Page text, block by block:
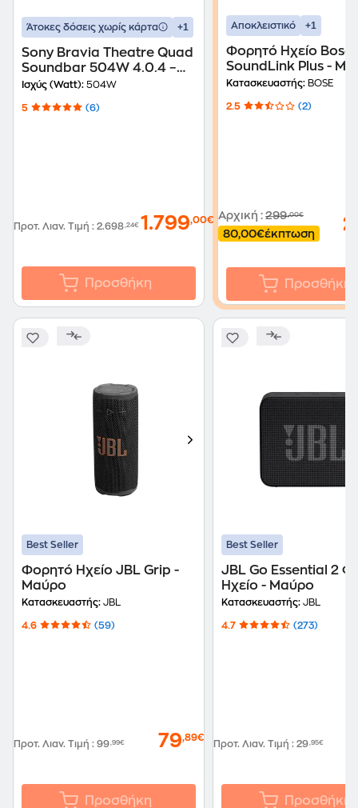
Άτοκες δόσεις χωρίς κάρτα +1
Sony Bravia Theatre Quad
Soundbar 504W 4.0.4 –
Γκρι
Ισχύς (Watt): 504W
5 (6)
Προτ. Λιαν. Τιμή : 2.698,24€ 1.799,00€
Προσθήκη
Αποκλειστικό +1
Φορητό Ηχείο Bose
SoundLink Plus -
Κατασκευαστής: BOSE
2.5 (2)
Αρχική : 299,00€
80,00€έκπτωση
Προσθήκη
Best Seller
Φορητό Ηχείο JBL Grip -
Μαύρο
Κατασκευαστής: JBL
4.6 (59)
Προτ. Λιαν. Τιμή : 99,99€ 79,89€
Προσθήκη
Best Seller
JBL Go Essential 2
Ηχείο - Μαύρο
Κατασκευαστής: JBL
4.7 (273)
Προτ. Λιαν. Τιμή : 29,95€
Προσθήκη